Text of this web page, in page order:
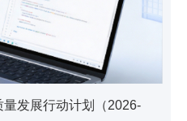
量发展行动计划（2026-